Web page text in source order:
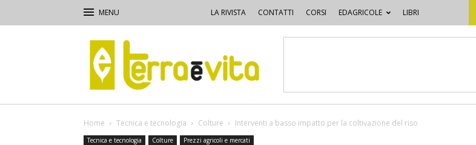
LA RIVISTA CONTATTI CORSI EDAGRICOLE LIBRI
Terra
e
Vita
Home Tecnica e tecnologia Colture Interventi a basso impatto per la coltivazione del riso
Tecnica e tecnologia Colture Prezzi agricoli e mercati